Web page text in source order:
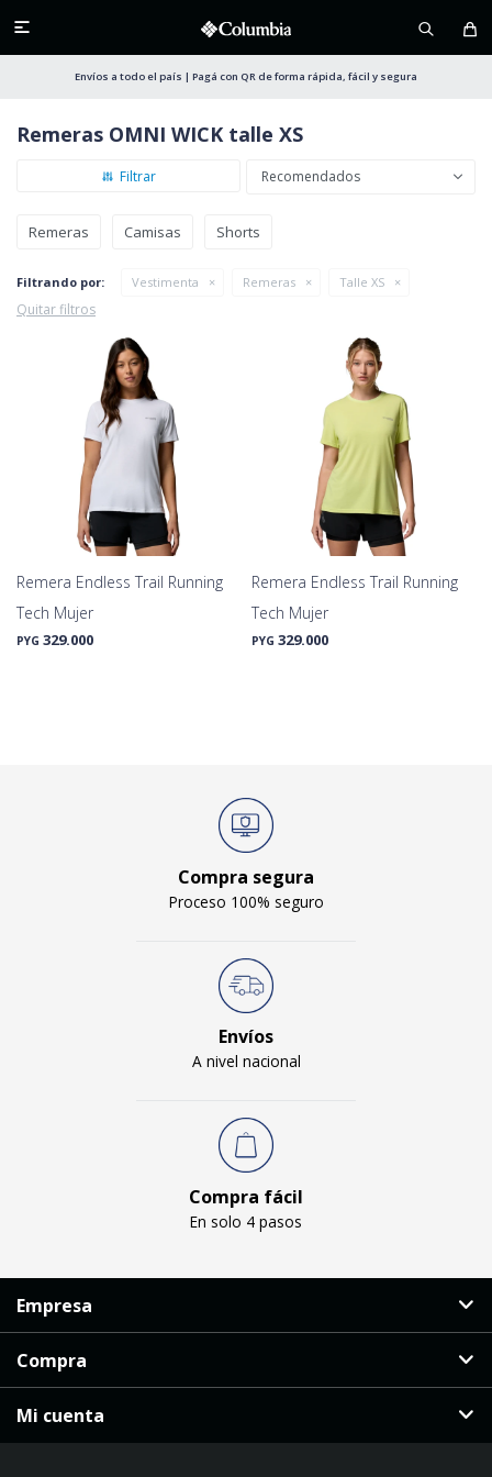

Envíos a todo el país | Pagá con QR de forma rápida, fácil y segura
Remeras OMNI WICK talle XS
Recomendados
Remeras Camisas Shorts
Filtrando por: Vestimenta Remeras Talle XS
Quitar filtros
Remera Endless Trail Running
Tech Mujer
PYG 329.000
Remera Endless Trail Running
Tech Mujer
PYG 329.000
Compra segura
Proceso 100% seguro
Envíos
A nivel nacional
Compra fácil
En solo 4 pasos
Empresa
Compra
Mi cuenta